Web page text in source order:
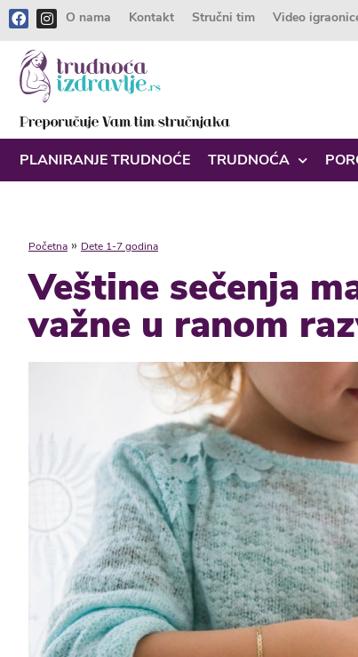
O nama Kontakt Stručni tim Video
PLANIRANJE TRUDNOĆE TRUDNOĆA
Početna » Dete 1-7 godina
Veštine sečenja
važne u ranom